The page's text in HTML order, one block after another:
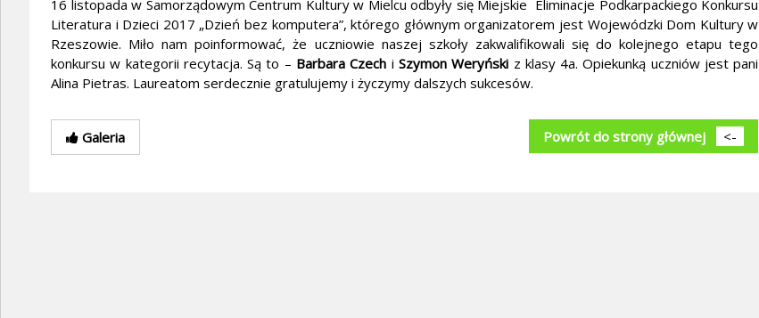
16 listopada w Samorządowym Centrum Kultury w Mielcu odbyły się Miejskie Eliminacje Podkarpackiego Konkursu
Literatura i Dzieci 2017 „Dzień bez komputera”, którego głównym organizatorem jest Wojewódzki Dom Kultury w
Rzeszowie. Miło nam poinformować, że uczniowie naszej szkoły zakwalifikowali się do kolejnego etapu tego
konkursu w kategorii recytacja. Są to – Barbara Czech i Szymon Weryński z klasy 4a. Opiekunką uczniów jest pani
Alina Pietras. Laureatom serdecznie gratulujemy i życzymy dalszych sukcesów.
Galeria Powrót do strony głównej <-